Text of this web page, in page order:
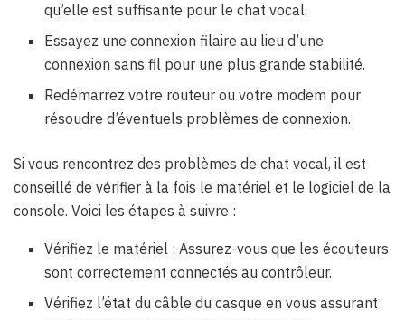
qu’elle est suffisante pour le chat vocal.
Essayez une connexion filaire au lieu d’une
connexion sans fil pour une plus grande stabilité.
Redémarrez votre routeur ou votre modem pour
résoudre d’éventuels problèmes de connexion.
Si vous rencontrez des problèmes de chat vocal, il est
conseillé de vérifier à la fois le matériel et le logiciel de la
console. Voici les étapes à suivre :
Vérifiez le matériel : Assurez-vous que les écouteurs
sont correctement connectés au contrôleur.
Vérifiez l’état du câble du casque en vous assurant